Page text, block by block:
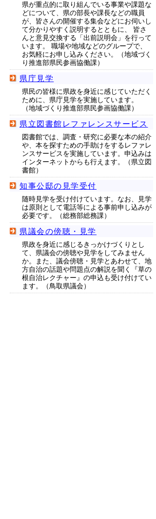
県が重点的に取り組んでいる事業や課題な
どについて、県の部長や課長などの職員
が、皆さんの開催する集会などにお伺いし
て分かりやすく説明するとともに、 皆さ
んと意見交換する「出前説明会」を行って
います。 職場や地域などのグループで、
お気軽にお申し込みください。（地域づく
り推進部県民参画協働課）
県庁見学
県民の皆様に県政を身近に感じていただく
ために、県庁見学を実施しています。
（地域づくり推進部県民参画協働課）
県立図書館レファレンスサービス
図書館では、調査・研究に必要な本の紹介
や、本を探すための手助けをするレファレ
ンスサービスを実施しています。申込みは
インターネットからも行えます。（県立図
書館）
知事公邸の見学受付
随時見学を受け付けています。なお、見学
は原則として電話等による事前申し込みが
必要です。（総務部総務課）
県議会の傍聴・見学
県政を身近に感じるきっかけづくりとし
て、県議会の傍聴や見学をしてみません
か。また、議会傍聴・見学とあわせて、地
方自治の話題や問題点の解説を聞く『草の
根自治レクチャー』の申込も受け付けてい
ます。（鳥取県議会）